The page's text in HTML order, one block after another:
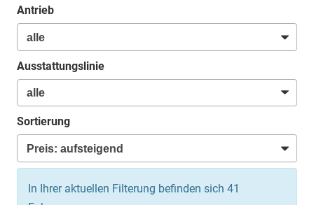
Antrieb
Ausstattungslinie
Sortierung
In Ihrer aktuellen Filterung befinden sich 41